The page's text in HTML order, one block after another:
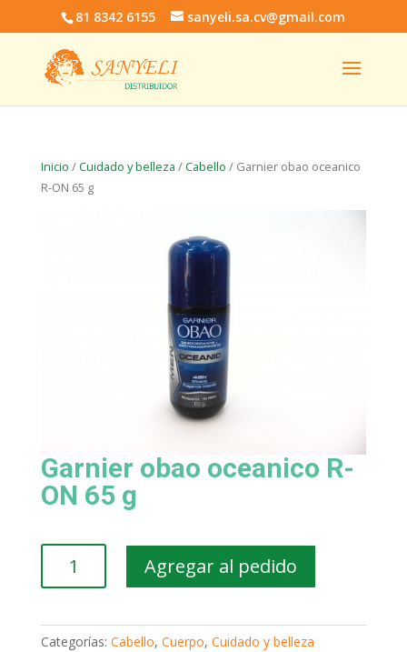
81 8342 6155 sanyeli.sa.cv@gmail.com
Inicio /Cuidado y belleza /Cabello / Garnier obao oceanico
R-ON 65 g
Garnier obao oceanico R-
ON 65 g
ON
Agregar al pedido
Categorías: Cabello, Cuerpo, Cuidado y belleza